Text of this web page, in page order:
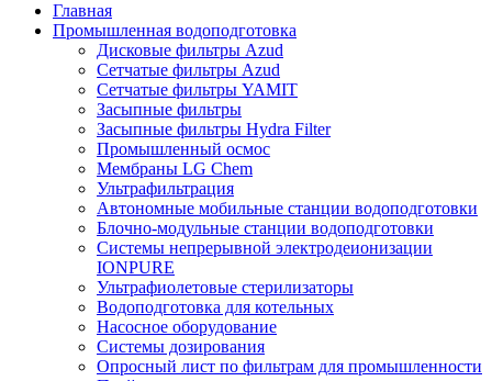
Главная
Промышленная водоподготовка
Дисковые фильтры Azud
Сетчатые фильтры Azud
Сетчатые фильтры YAMIT
Засыпные фильтры
Засыпные фильтры Hydra Filter
Промышленный осмос
Мембраны LG Chem
Ультрафильтрация
Автономные мобильные станции водоподготовки
Блочно-модульные станции водоподготовки
Системы непрерывной электродеионизации
IONPURE
Ультрафиолетовые стерилизаторы
Водоподготовка для котельных
Насосное оборудование
Системы дозирования
Опросный лист по фильтрам для промышленности